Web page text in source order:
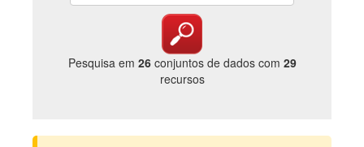
Catálogo de dados
Pesquisa em 26conjuntos de dados com 29
recursos